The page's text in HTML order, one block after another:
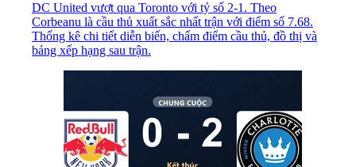
DC United vượt qua Toronto với tỷ số 2-1. Theo
Corbeanu là cầu thủ xuất sắc nhất trận với điểm số 7.68.
Thống kê chi tiết diễn biến, chấm điểm cầu thủ, đồ thị và
bảng xếp hạng sau trận.